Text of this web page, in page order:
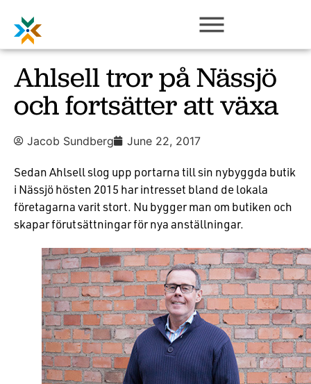
Ahlsell tror på Nässjö
och fortsätter att växa
Jacob Sundberg June 22, 2017
Sedan Ahlsell slog upp portarna till sin nybyggda butik
i Nässjö hösten 2015 har intresset bland de lokala
företagarna varit stort. Nu bygger man om butiken och
skapar förutsättningar för nya anställningar.